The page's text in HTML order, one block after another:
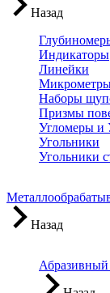
Назад
Индикаторы
Линейки
Наборы
Призмы
Угломеры и
Угольники
Угольники
Назад